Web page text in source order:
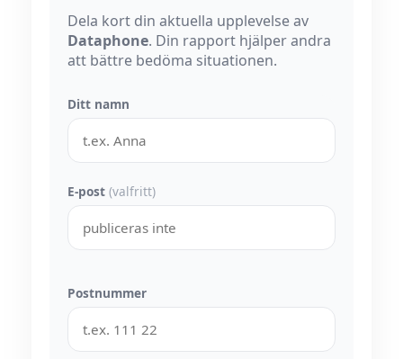
Dela kort din aktuella upplevelse av
Dataphone. Din rapport hjälper andra
att bättre bedöma situationen.
Ditt namn
E-post (valfritt)
Postnummer